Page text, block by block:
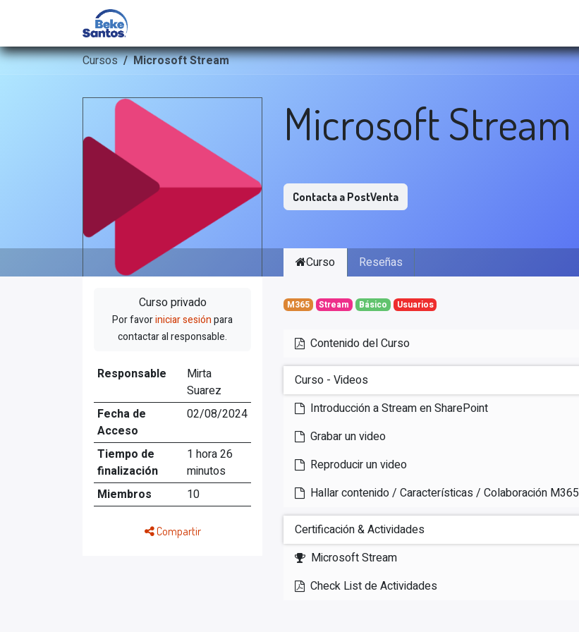
Cursos Microsoft Stream
Microsoft Stream
Contacta a PostVenta
Curso privado
Por favoriniciar sesiónpara
contactar al responsable.
Responsable
Mirta
Suarez
Fecha de
Acceso
02/08/2024
Tiempo de
finalización
1 hora 26
minutos
Miembros
10
Compartir
Curso Reseñas
M365 Stream Básico Usuarios
Contenido del Curso
Curso - Videos
Introducción a Stream en SharePoint
Grabar un video
Reproducir un video
Hallar contenido / Características / Colaboración M365
Certificación & Actividades
Microsoft Stream
Check List de Actividades